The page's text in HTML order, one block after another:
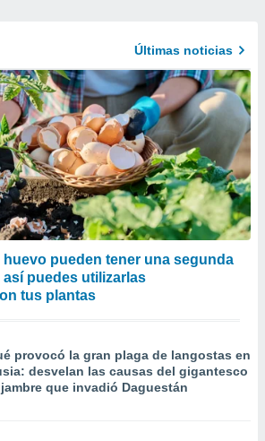
Últimas noticias
huevo pueden tener una segunda
puedes utilizarlas
tus plantas
provocó la gran plaga de langostas en
desvelan las causas del gigantesco
que invadió Daguestán